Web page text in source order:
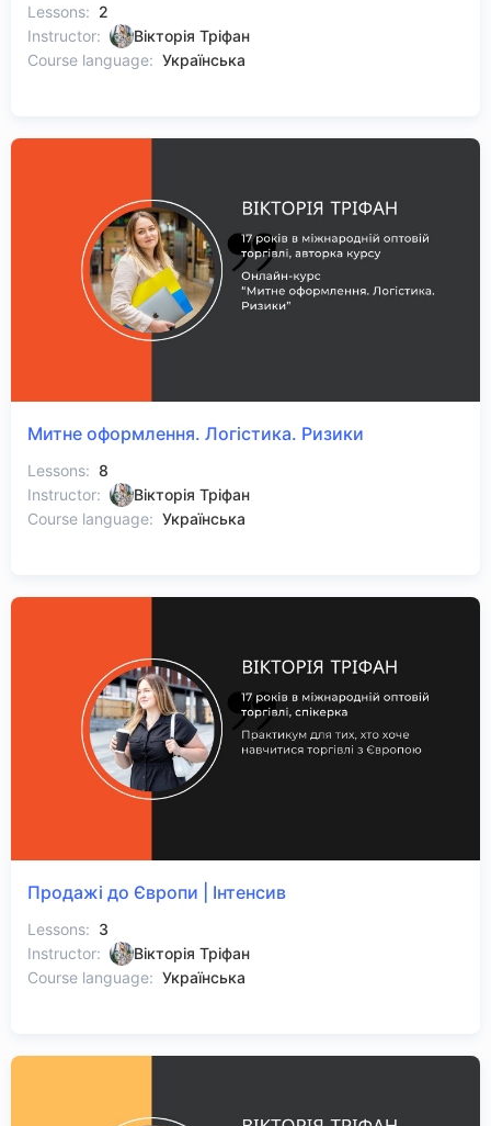
Lessons: 2
Instructor:
Вікторія Тріфан
Course language: Українська
Митне оформлення. Логістика. Ризики
Lessons: 8
Instructor:
Вікторія Тріфан
Course language: Українська
Продажі до Європи | Інтенсив
Lessons: 3
Instructor:
Вікторія Тріфан
Course language: Українська